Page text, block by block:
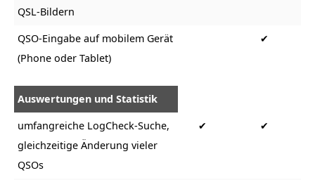
QSL-Bildern
QSO-Eingabe auf mobilem Gerät
(Phone oder Tablet)
✔
Auswertungen und Statistik
umfangreiche LogCheck-Suche,
gleichzeitige Änderung vieler
QSOs
✔ ✔